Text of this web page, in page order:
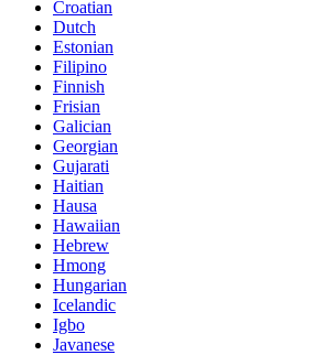
Croatian
Dutch
Estonian
Filipino
Finnish
Frisian
Galician
Georgian
Gujarati
Haitian
Hausa
Hawaiian
Hebrew
Hmong
Hungarian
Icelandic
Igbo
Javanese